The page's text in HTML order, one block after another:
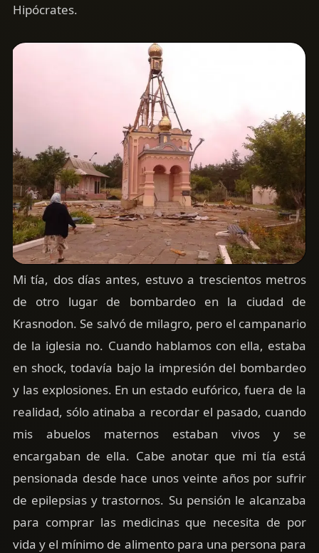
Hipócrates.
Mi tía, dos días antes, estuvo a trescientos metros
de otro lugar de bombardeo en la ciudad de
Krasnodon. Se salvó de milagro, pero el campanario
de la iglesia no. Cuando hablamos con ella, estaba
en shock, todavía bajo la impresión del bombardeo
y las explosiones. En un estado eufórico, fuera de la
realidad, sólo atinaba a recordar el pasado, cuando
mis abuelos maternos estaban vivos y se
encargaban de ella. Cabe anotar que mi tía está
pensionada desde hace unos veinte años por sufrir
de epilepsias y trastornos. Su pensión le alcanzaba
para comprar las medicinas que necesita de por
vida y el mínimo de alimento para una persona para